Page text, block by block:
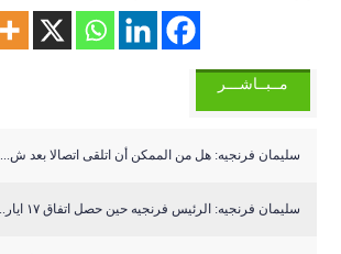
مــبــاشـــر
سليمان ‏فرنجيه: هل من الممكن أن اتلقى اتصالا بعد ش...
سليمان فرنجيه: الرئيس فرنجيه حين حصل اتفاق ١٧ ايار...